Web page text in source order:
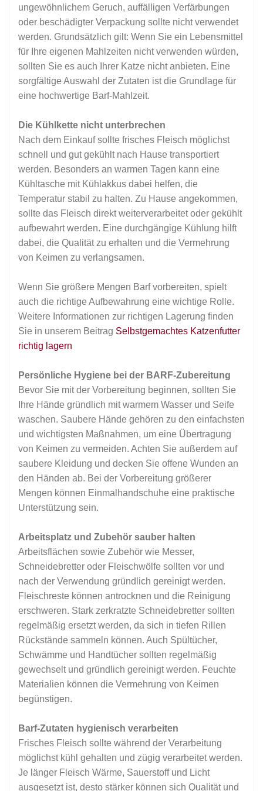
ungewöhnlichem Geruch, auffälligen Verfärbungen
oder beschädigter Verpackung sollte nicht verwendet
werden. Grundsätzlich gilt: Wenn Sie ein Lebensmittel
für Ihre eigenen Mahlzeiten nicht verwenden würden,
sollten Sie es auch Ihrer Katze nicht anbieten. Eine
sorgfältige Auswahl der Zutaten ist die Grundlage für
eine hochwertige Barf-Mahlzeit.
Die Kühlkette nicht unterbrechen
Nach dem Einkauf sollte frisches Fleisch möglichst
schnell und gut gekühlt nach Hause transportiert
werden. Besonders an warmen Tagen kann eine
Kühltasche mit Kühlakkus dabei helfen, die
Temperatur stabil zu halten. Zu Hause angekommen,
sollte das Fleisch direkt weiterverarbeitet oder gekühlt
aufbewahrt werden. Eine durchgängige Kühlung hilft
dabei, die Qualität zu erhalten und die Vermehrung
von Keimen zu verlangsamen.
Wenn Sie größere Mengen Barf vorbereiten, spielt
auch die richtige Aufbewahrung eine wichtige Rolle.
Weitere Informationen zur richtigen Lagerung finden
Sie in unserem Beitrag Selbstgemachtes Katzenfutter
richtig lagern
Persönliche Hygiene bei der BARF-Zubereitung
Bevor Sie mit der Vorbereitung beginnen, sollten Sie
Ihre Hände gründlich mit warmem Wasser und Seife
waschen. Saubere Hände gehören zu den einfachsten
und wichtigsten Maßnahmen, um eine Übertragung
von Keimen zu vermeiden. Achten Sie außerdem auf
saubere Kleidung und decken Sie offene Wunden an
den Händen ab. Bei der Vorbereitung größerer
Mengen können Einmalhandschuhe eine praktische
Unterstützung sein.
Arbeitsplatz und Zubehör sauber halten
Arbeitsflächen sowie Zubehör wie Messer,
Schneidebretter oder Fleischwölfe sollten vor und
nach der Verwendung gründlich gereinigt werden.
Fleischreste können antrocknen und die Reinigung
erschweren. Stark zerkratzte Schneidebretter sollten
regelmäßig ersetzt werden, da sich in tiefen Rillen
Rückstände sammeln können. Auch Spültücher,
Schwämme und Handtücher sollten regelmäßig
gewechselt und gründlich gereinigt werden. Feuchte
Materialien können die Vermehrung von Keimen
begünstigen.
Barf-Zutaten hygienisch verarbeiten
Frisches Fleisch sollte während der Verarbeitung
möglichst kühl gehalten und zügig verarbeitet werden.
Je länger Fleisch Wärme, Sauerstoff und Licht
ausgesetzt ist, desto stärker können sich Qualität und